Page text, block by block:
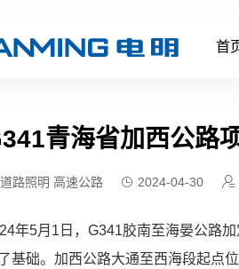
首
青海省加西公路
道路照明 高速公路 2024-04-30
年5月1日，G341胶南至海晏公路
基础。加西公路大通至西海段起点